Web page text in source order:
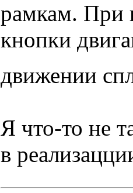
рамкам. При
кнопки
движении
Я что-то не
в